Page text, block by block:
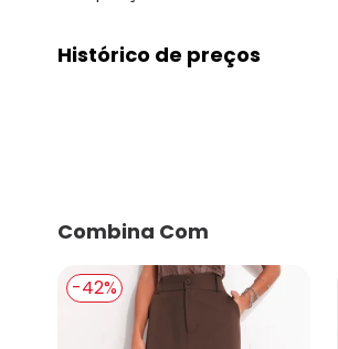
Histórico de preços
abril/2026
fevereiro/2026
Combina Com
-42%